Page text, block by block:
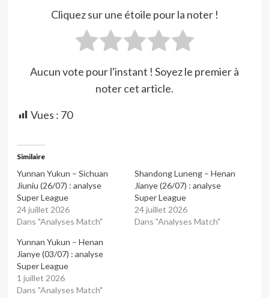
Cliquez sur une étoile pour la noter !
Aucun vote pour l'instant ! Soyez le premier à
noter cet article.
Vues : 70
Similaire
Yunnan Yukun – Sichuan
Jiuniu (26/07) : analyse
Super League
24 juillet 2026
Dans "Analyses Match"
Shandong Luneng – Henan
Jianye (26/07) : analyse
Super League
24 juillet 2026
Dans "Analyses Match"
Yunnan Yukun – Henan
Jianye (03/07) : analyse
Super League
1 juillet 2026
Dans "Analyses Match"